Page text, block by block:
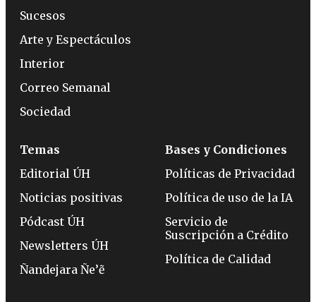
Sucesos
Arte y Espectáculos
Interior
Correo Semanal
Sociedad
Temas
Editorial ÚH
Noticias positivas
Pódcast ÚH
Newsletters ÚH
Ñandejara Ñe’ẽ
Bases y Condiciones
Políticas de Privacidad
Política de uso de la IA
Servicio de
Suscripción a Crédito
Política de Calidad